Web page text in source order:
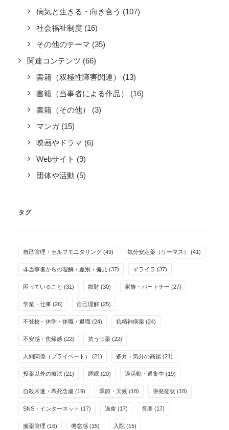
病気と生きる・向き合う (107)
社会福祉制度 (16)
その他のテーマ (35)
関連コンテンツ (66)
書籍（双極性障害関連）
(13)
書籍（当事者による作品）
(16)
書籍（その他）
(3)
マンガ (15)
映画やドラマ (6)
Webサイト (9)
団体や活動 (5)
タグ
自己管理・セルフモニタリング (49) 気分安定薬（リーマス） (41)
非当事者からの理解・差別・偏見 (37) イライラ (37)
困っていること (31) 散財 (30) 家族・パートナー (27)
学業・仕事 (26) 自己理解 (25)
不登校・休学・休職・退職 (24) 抗精神病薬 (24)
不安感・焦燥感 (22) 抗うつ薬 (22)
人間関係（プライベート） (21) 多弁・気分の高揚 (21)
投薬以外の療法 (21) 睡眠 (20) 過活動・過集中 (19)
自殺未遂・希死念慮 (19) 季節・天候 (18) 併発症状 (18)
SNS・インターネット (17) 過食 (17) 音楽 (17)
服薬管理 (16) 倦怠感 (15) 入院 (15)